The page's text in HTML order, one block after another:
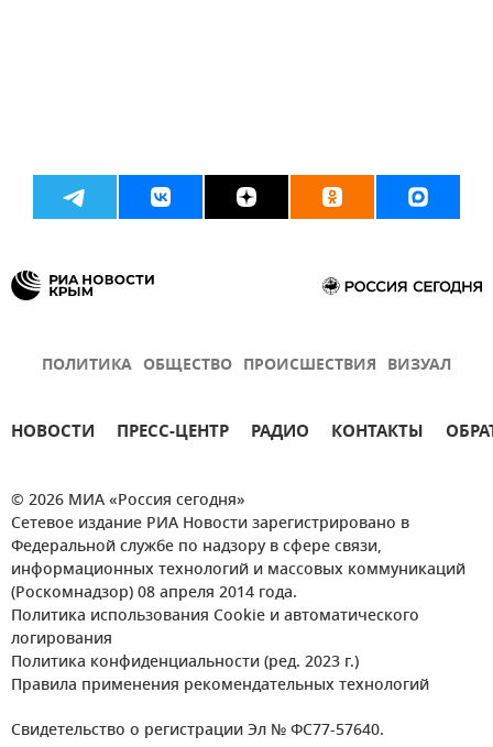
ПОЛИТИКА ОБЩЕСТВО ПРОИСШЕСТВИЯ ВИЗУАЛ
НОВОСТИ ПРЕСС-ЦЕНТР РАДИО КОНТАКТЫ
© 2026 МИА «Россия сегодня»
Сетевое издание РИА Новости зарегистрировано в
Федеральной службе по надзору в сфере связи,
информационных технологий и массовых коммуникаций
(Роскомнадзор) 08 апреля 2014 года.
Политика использования Cookie и автоматического
логирования
Политика конфиденциальности (ред. 2023 г.)
Правила применения рекомендательных технологий
Свидетельство о регистрации Эл № ФС77-57640.